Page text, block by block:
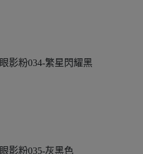
眼影粉034-繁星閃耀黑
眼影粉035-灰黑色